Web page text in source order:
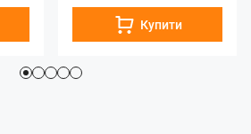
Купити